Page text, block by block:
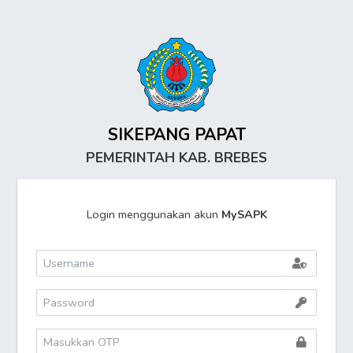
SIKEPANG PAPAT
PEMERINTAH KAB. BREBES
Login menggunakan akun MySAPK